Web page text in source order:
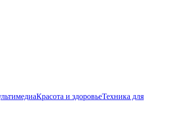
Красота и здоровьеТехника для